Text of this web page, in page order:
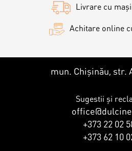
Macaron
Cookies
Livrare cu
Achitare online
mun. Chișinău, str.
Sugestii și
+373 22 02
+373 62 10